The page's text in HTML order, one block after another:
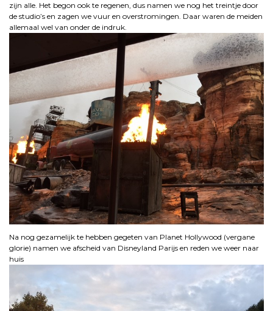
zijn alle. Het begon ook te regenen, dus namen we nog het treintje door
de studio’s en zagen we vuur en overstromingen. Daar waren de meiden
allemaal wel van onder de indruk.
Na nog gezamelijk te hebben gegeten van Planet Hollywood (vergane
glorie) namen we afscheid van Disneyland Parijs en reden we weer naar
huis